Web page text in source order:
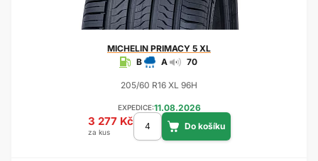
MICHELIN PRIMACY 5 XL
B
A 70
205/60 R16 XL 96H
EXPEDICE:11.08.2026
3 277 Kč
za kus